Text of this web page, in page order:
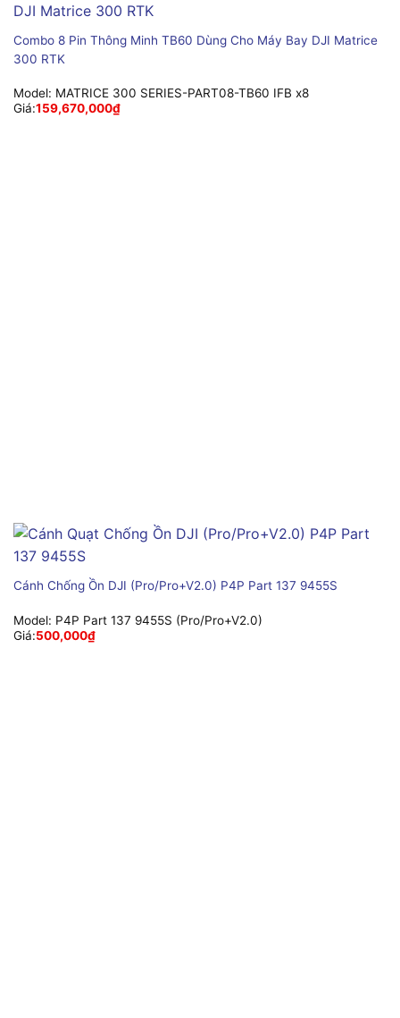
Combo 8 Pin Thông Minh TB60 Dùng Cho Máy Bay DJI Matrice
300 RTK
Model: MATRICE 300 SERIES-PART08-TB60 IFB x8
Giá:159,670,000₫
Cánh Chống Ồn DJI (Pro/Pro+V2.0) P4P Part 137 9455S
Model: P4P Part 137 9455S (Pro/Pro+V2.0)
Giá:500,000₫